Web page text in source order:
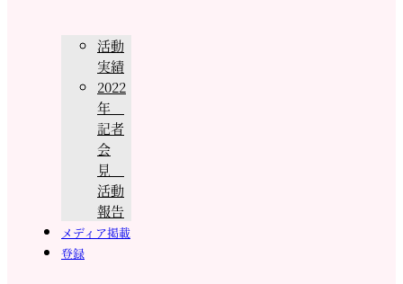
活動
実績
2022
年
記者
会
見
活動
報告
メディア掲載
登録